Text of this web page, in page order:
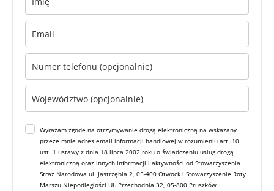
Wyrażam zgodę na otrzymywanie drogą elektroniczną na wskazany
przeze mnie adres email informacji handlowej w rozumieniu art. 10
ust. 1 ustawy z dnia 18 lipca 2002 roku o świadczeniu usług drogą
elektroniczną oraz innych informacji i aktywności od Stowarzyszenia
Straż Narodowa ul. Jastrzębia 2, 05-400 Otwock i Stowarzyszenie Roty
Marszu Niepodległości Ul. Przechodnia 32, 05-800 Pruszków